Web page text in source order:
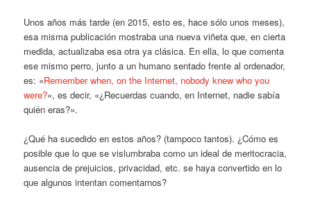
Unos años más tarde (en 2015, esto es, hace sólo unos meses),
esa misma publicación mostraba una nueva viñeta que, en cierta
medida, actualizaba esa otra ya clásica. En ella, lo que comenta
ese mismo perro, junto a un humano sentado frente al ordenador,
es: «Remember when, on the Internet, nobody knew who you
were?«, es decir, «¿Recuerdas cuando, en Internet, nadie sabía
quién eras?».
¿Qué ha sucedido en estos años? (tampoco tantos). ¿Cómo es
posible que lo que se vislumbraba como un ideal de meritocracia,
ausencia de prejuicios, privacidad, etc. se haya convertido en lo
que algunos intentan comentarnos?